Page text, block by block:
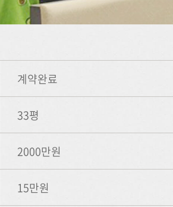
계약완료
33평
2000만원
15만원